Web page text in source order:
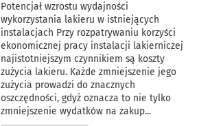
Potencjał wzrostu wydajności
wykorzystania lakieru w istniejących
instalacjach Przy rozpatrywaniu korzyści
ekonomicznej pracy instalacji lakierniczej
najistotniejszym czynnikiem są koszty
zużycia lakieru. Każde zmniejszenie jego
zużycia prowadzi do znacznych
oszczędności, gdyż oznacza to nie tylko
zmniejszenie wydatków na zakup...